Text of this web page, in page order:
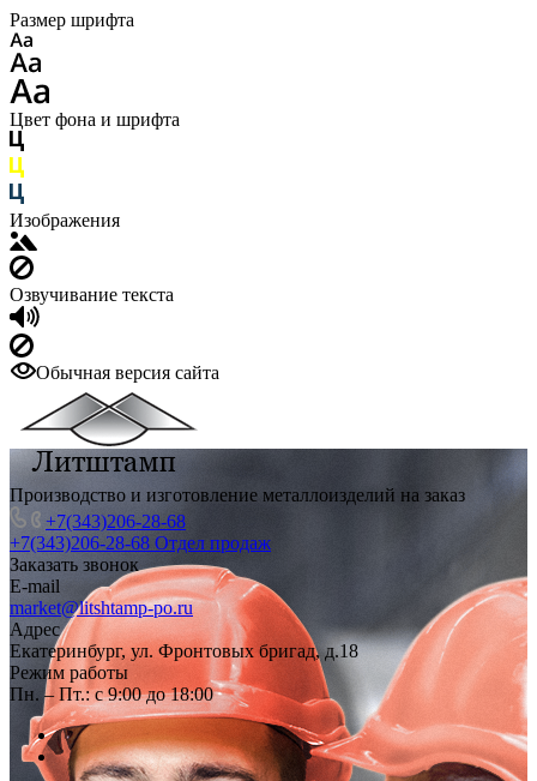
Размер шрифта
Цвет фона и шрифта
Изображения
Озвучивание текста
Обычная версия сайта
Производство и изготовление металлоизделий на заказ
+7(343)206-28-68
+7(343)206-28-68 Отдел продаж
Заказать звонок
E-mail
market@litshtamp-po.ru
Адрес
Екатеринбург, ул. Фронтовых бригад, д.18
Режим работы
Пн. – Пт.: с 9:00 до 18:00